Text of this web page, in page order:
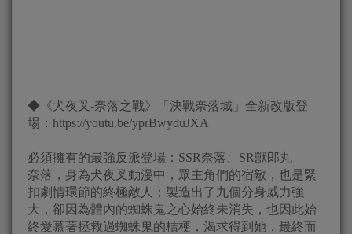
◆《犬夜叉-奈落之戰》「決戰奈落城」全新改版登
場：https://youtu.be/yprBwyduJXA
必須擁有的最強反派登場：SSR奈落、SR獸郎丸
奈落，身為犬夜叉動漫中，眾主角們的宿敵，也是緊
扣劇情環節的終極敵人；製造出了九個分身威力強
大，卻因為體內的蜘蛛鬼之心始終未消失，也因此始
終愛慕著拯救過蜘蛛鬼的桔梗，渴求得到她，最終而